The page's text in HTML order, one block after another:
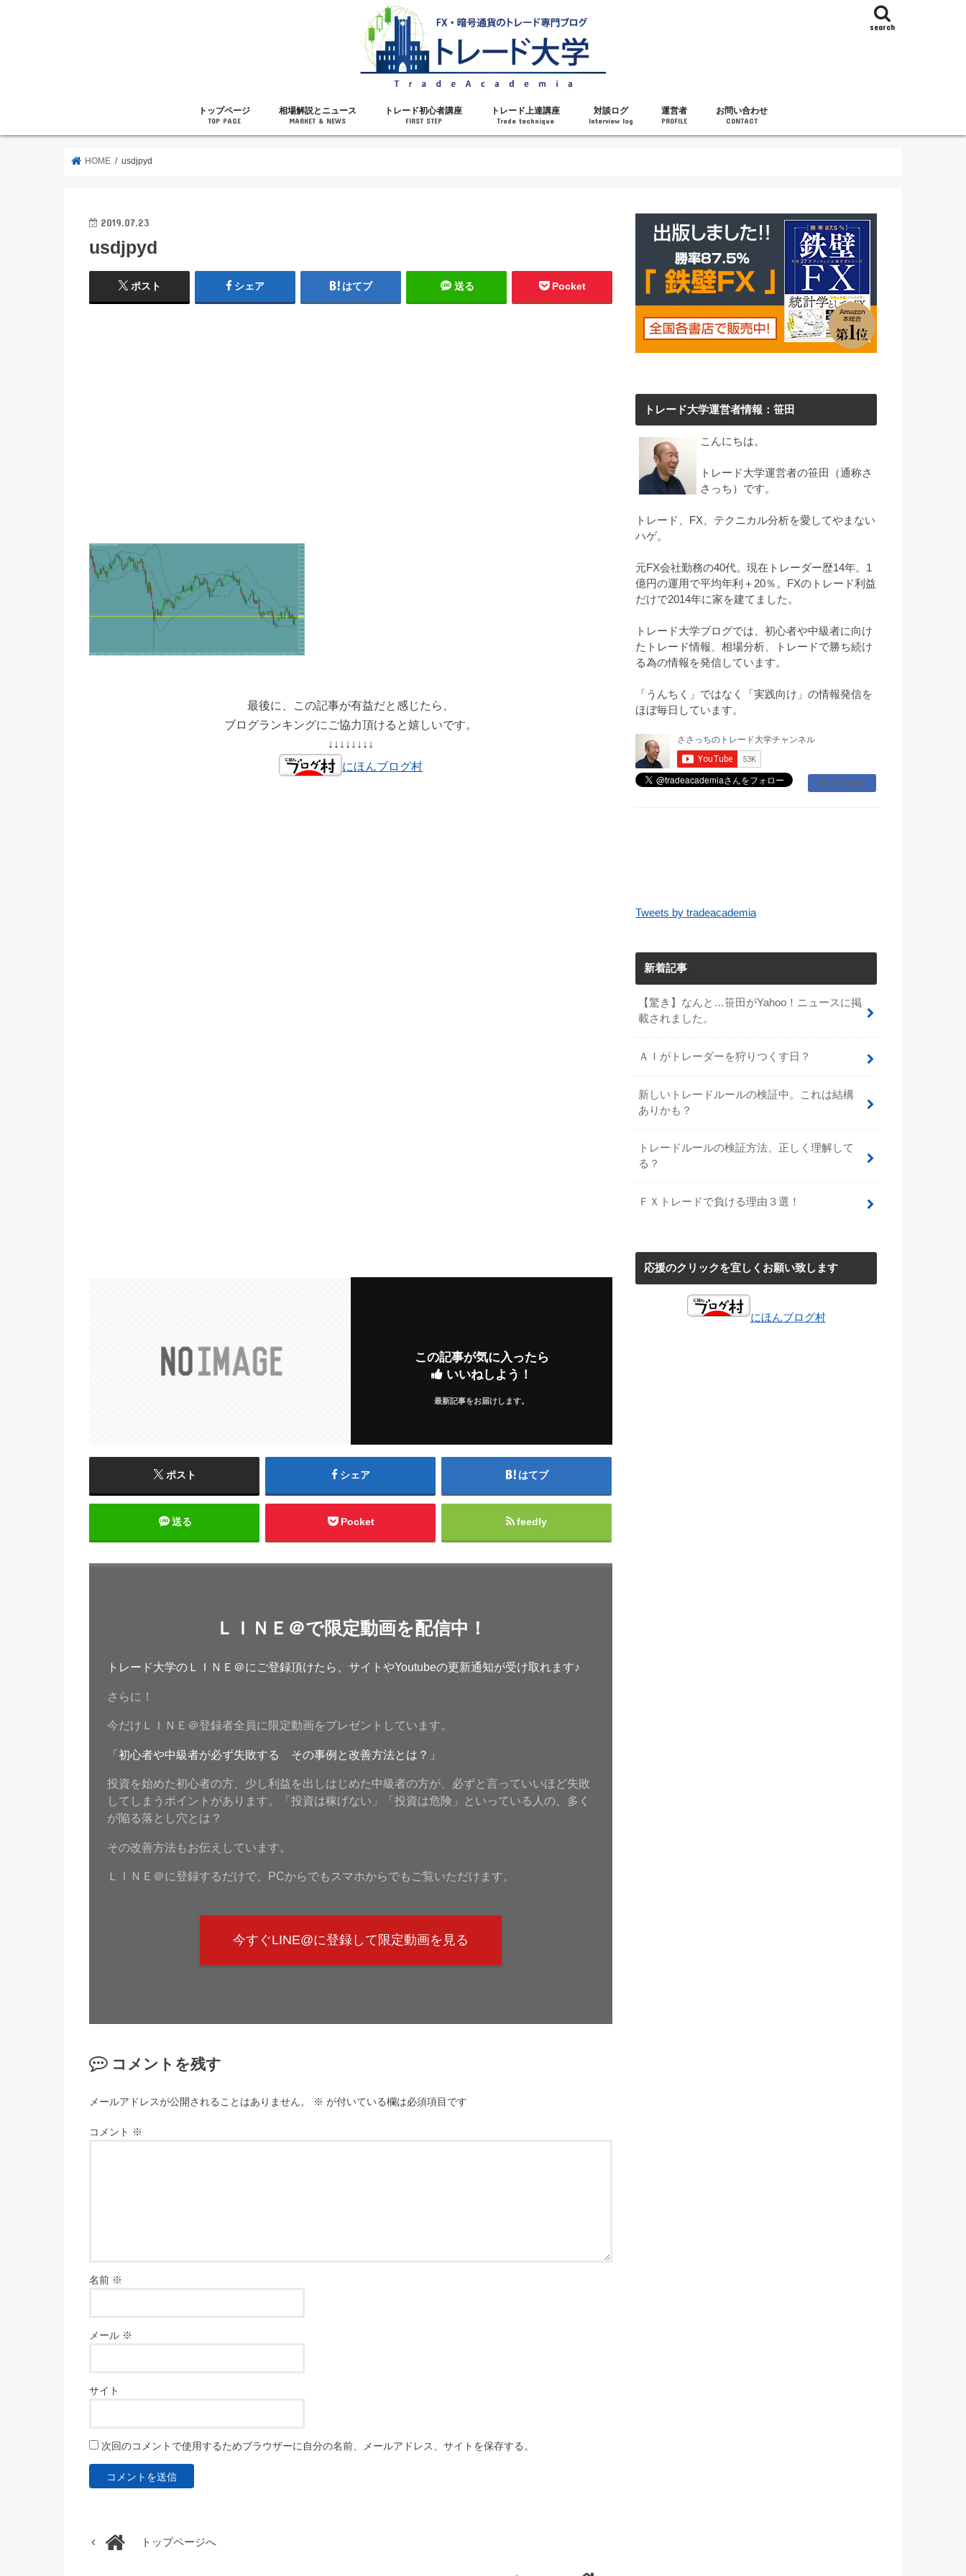
search
トップページ
TOP PAGE
相場解説とニュース
MARKET & NEWS
トレード初心者講座
FIRST STEP
トレード上達講座
Trade technique
対談ログ
Interview log
運営者
PROFILE
お問い合わせ
CONTACT
HOME usdjpyd
2019.07.23
usdjpyd
ポスト シェア はてブ 送る Pocket
最後に、この記事が有益だと感じたら、
ブログランキングにご協力頂けると嬉しいです。
↓↓↓↓↓↓↓↓
にほんブログ村
この記事が気に入ったら
いいねしよう！
最新記事をお届けします。
ポスト シェア はてブ
送る Pocket feedly
ＬＩＮＥ＠で限定動画を配信中！
トレード大学のＬＩＮＥ＠にご登録頂けたら、サイトやYoutubeの更新通知が受け取れます♪
さらに！
今だけＬＩＮＥ＠登録者全員に限定動画をプレゼントしています。
「初心者や中級者が必ず失敗する その事例と改善方法とは？」
投資を始めた初心者の方、少し利益を出しはじめた中級者の方が、必ずと言っていいほど失敗
してしまうポイントがあります。「投資は稼げない」「投資は危険」といっている人の、多く
が陥る落とし穴とは？
その改善方法もお伝えしています。
ＬＩＮＥ＠に登録するだけで、PCからでもスマホからでもご覧いただけます。
今すぐLINE@に登録して限定動画を見る
コメントを残す
メールアドレスが公開されることはありません。 ※ が付いている欄は必須項目です
コメント ※
名前 ※
メール ※
サイト
次回のコメントで使用するためブラウザーに自分の名前、メールアドレス、サイトを保存する。
トップページへ
トレード大学運営者情報：笹田
こんにちは。
トレード大学運営者の笹田（通称さ
さっち）です。
トレード、FX、テクニカル分析を愛してやまない
ハゲ。
元FX会社勤務の40代。現在トレーダー歴14年。1
億円の運用で平均年利＋20％。FXのトレード利益
だけで2014年に家を建てました。
トレード大学ブログでは、初心者や中級者に向け
たトレード情報、相場分析、トレードで勝ち続け
る為の情報を発信しています。
「うんちく」ではなく「実践向け」の情報発信を
ほぼ毎日しています。
Facebook
Tweets by tradeacademia
新着記事
【驚き】なんと…笹田がYahoo！ニュースに掲
載されました。
ＡＩがトレーダーを狩りつくす日？
新しいトレードルールの検証中。これは結構
ありかも？
トレードルールの検証方法、正しく理解して
る？
ＦＸトレードで負ける理由３選！
応援のクリックを宜しくお願い致します
にほんブログ村